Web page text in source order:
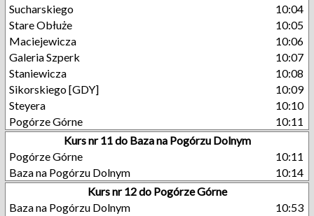
Sucharskiego
10:04
Stare Obłuże
10:05
Maciejewicza
10:06
Galeria Szperk
10:07
Staniewicza
10:08
Sikorskiego [GDY]
10:09
Steyera
10:10
Pogórze Górne
10:11
Kurs nr 11 do Baza na Pogórzu Dolnym
Pogórze Górne
10:11
Baza na Pogórzu Dolnym
10:14
Kurs nr 12 do Pogórze Górne
Baza na Pogórzu Dolnym
10:53